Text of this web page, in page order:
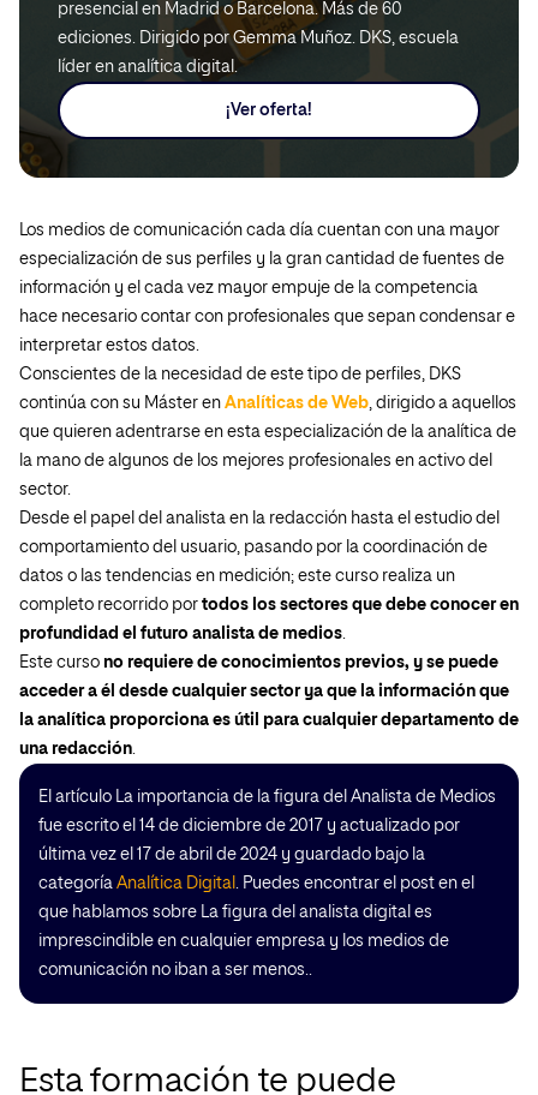
presencial en Madrid o Barcelona. Más de 60
ediciones. Dirigido por Gemma Muñoz. DKS, escuela
líder en analítica digital.
¡Ver oferta!
Los medios de comunicación cada día cuentan con una mayor
especialización de sus perfiles y la gran cantidad de fuentes de
información y el cada vez mayor empuje de la competencia
hace necesario contar con profesionales que sepan condensar e
interpretar estos datos.
Conscientes de la necesidad de este tipo de perfiles, DKS
continúa con su Máster en Analíticas de Web, dirigido a aquellos
que quieren adentrarse en esta especialización de la analítica de
la mano de algunos de los mejores profesionales en activo del
sector.
Desde el papel del analista en la redacción hasta el estudio del
comportamiento del usuario, pasando por la coordinación de
datos o las tendencias en medición; este curso realiza un
completo recorrido por todos los sectores que debe conocer en
profundidad el futuro analista de medios.
Este curso no requiere de conocimientos previos, y se puede
acceder a él desde cualquier sector ya que la información que
la analítica proporciona es útil para cualquier departamento de
una redacción.
El artículo La importancia de la figura del Analista de Medios
fue escrito el 14 de diciembre de 2017 y actualizado por
última vez el 17 de abril de 2024 y guardado bajo la
categoría Analítica Digital . Puedes encontrar el post en el
que hablamos sobre La figura del analista digital es
imprescindible en cualquier empresa y los medios de
comunicación no iban a ser menos..
Esta formación te puede